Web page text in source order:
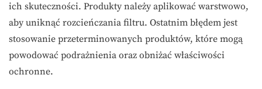
ich skuteczności. Produkty należy aplikować warstwowo,
aby uniknąć rozcieńczania filtru. Ostatnim błędem jest
stosowanie przeterminowanych produktów, które mogą
powodować podrażnienia oraz obniżać właściwości
ochronne.